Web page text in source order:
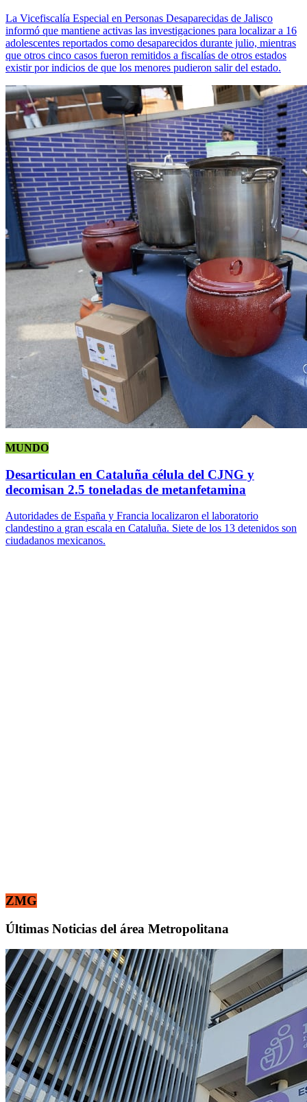
La Vicefiscalía Especial en Personas Desaparecidas de Jalisco
informó que mantiene activas las investigaciones para localizar a 16
adolescentes reportados como desaparecidos durante julio, mientras
que otros cinco casos fueron remitidos a fiscalías de otros estados
existir por indicios de que los menores pudieron salir del estado.
MUNDO
Desarticulan en Cataluña célula del CJNG y
decomisan 2.5 toneladas de metanfetamina
Autoridades de España y Francia localizaron el laboratorio
clandestino a gran escala en Cataluña. Siete de los 13 detenidos son
ciudadanos mexicanos.
ZMG
Últimas Noticias del área Metropolitana